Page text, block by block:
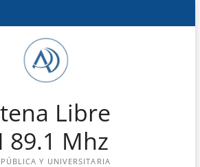
Libre
89.1 Mhz
Y UNIVERSITARIA